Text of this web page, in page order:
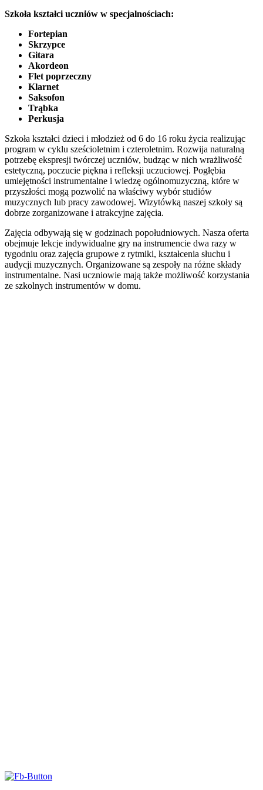
Szkoła kształci uczniów w specjalnościach:
Fortepian
Skrzypce
Gitara
Akordeon
Flet poprzeczny
Klarnet
Saksofon
Trąbka
Perkusja
Szkoła kształci dzieci i młodzież od 6 do 16 roku życia realizując
program w cyklu sześcioletnim i czteroletnim. Rozwija naturalną
potrzebę ekspresji twórczej uczniów, budząc w nich wrażliwość
estetyczną, poczucie piękna i refleksji uczuciowej. Pogłębia
umiejętności instrumentalne i wiedzę ogólnomuzyczną, które w
przyszłości mogą pozwolić na właściwy wybór studiów
muzycznych lub pracy zawodowej. Wizytówką naszej szkoły są
dobrze zorganizowane i atrakcyjne zajęcia.
Zajęcia odbywają się w godzinach popołudniowych. Nasza oferta
obejmuje lekcje indywidualne gry na instrumencie dwa razy w
tygodniu oraz zajęcia grupowe z rytmiki, kształcenia słuchu i
audycji muzycznych. Organizowane są zespoły na różne składy
instrumentalne. Nasi uczniowie mają także możliwość korzystania
ze szkolnych instrumentów w domu.